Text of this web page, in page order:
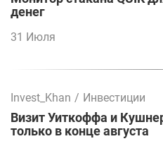
денег
31 Июля
Invest_Khan / Инвестиции
Визит Уиткоффа и
только в конце августа